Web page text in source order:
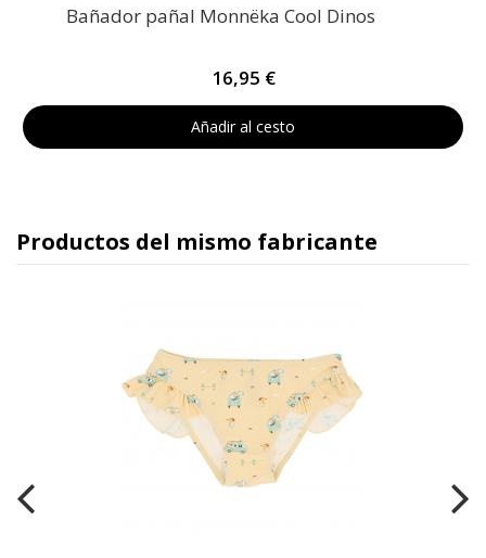
Bañador pañal Monnëka Cool Dinos
16,95 €
Añadir al cesto
Productos del mismo fabricante